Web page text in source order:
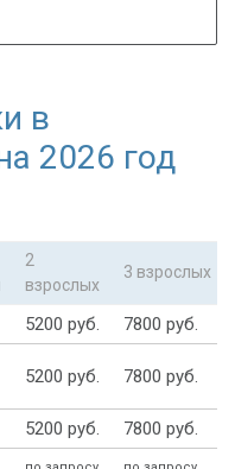
в
2026 год
2
взрослых
3 взрослых
5200 руб.
7800 руб.
5200 руб. 7800 руб.
5200 руб.
7800 руб.